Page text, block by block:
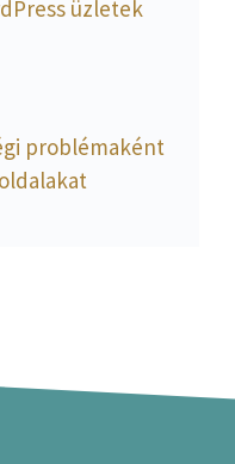
üzletek
problémaként